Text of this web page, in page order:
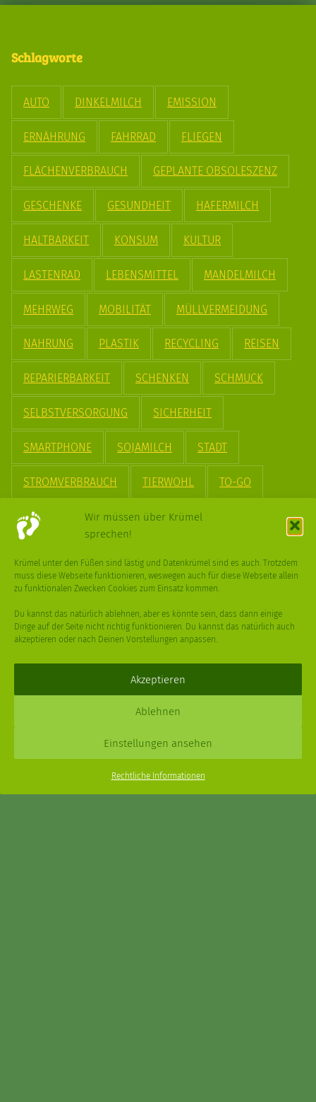
Wir müssen über Krümel
sprechen!
Krümel unter den Füßen sind lästig und Datenkrümel sind es auch. Trotzdem
muss diese Webseite funktionieren, weswegen auch für diese Webseite allein
zu funktionalen Zwecken Cookies zum Einsatz kommen.
Du kannst das natürlich ablehnen, aber es könnte sein, dass dann einige
Dinge auf der Seite nicht richtig funktionieren. Du kannst das natürlich auch
akzeptieren oder nach Deinen Vorstellungen anpassen.
Akzeptieren
Ablehnen
Einstellungen ansehen
Rechtliche Informationen
Menu
Schlagworte
AUTO DINKELMILCH EMISSION
ERNÄHRUNG FAHRRAD FLIEGEN
FLÄCHENVERBRAUCH GEPLANTE OBSOLESZENZ
GESCHENKE GESUNDHEIT HAFERMILCH
HALTBARKEIT KONSUM KULTUR
LASTENRAD LEBENSMITTEL MANDELMILCH
MEHRWEG MOBILITÄT MÜLLVERMEIDUNG
NAHRUNG PLASTIK RECYCLING REISEN
REPARIERBARKEIT SCHENKEN SCHMUCK
SELBSTVERSORGUNG SICHERHEIT
SMARTPHONE SOJAMILCH STADT
STROMVERBRAUCH TIERWOHL TO-GO
TREND UPCYCLING VEGAN
WEIHNACHTSBAUM WINTER
XPDT : Marken & Kommunikation